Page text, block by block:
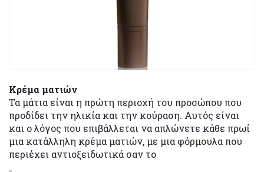
Κρέμα ματιών
Τα μάτια είναι η πρώτη περιοχή του προσώπου που
προδίδει την ηλικία και την κούραση. Αυτός είναι
και ο λόγος που επιβάλλεται να απλώνετε κάθε πρωί
μια κατάλληλη κρέμα ματιών, με μια φόρμουλα που
περιέχει αντιοξειδωτικά σαν το